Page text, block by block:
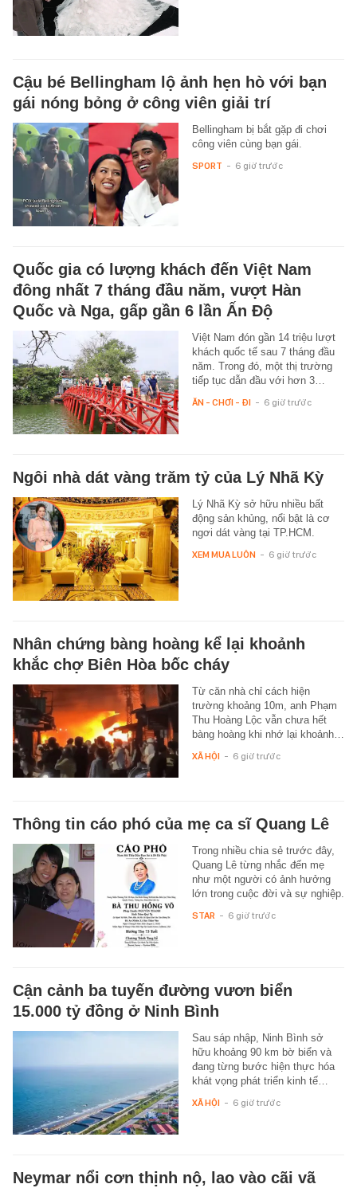
Cậu bé Bellingham lộ ảnh hẹn hò với bạn
gái nóng bỏng ở công viên giải trí
Bellingham bị bắt gặp đi chơi
công viên cùng bạn gái.
SPORT - 6 giờ trước
Quốc gia có lượng khách đến Việt Nam
đông nhất 7 tháng đầu năm, vượt Hàn
Quốc và Nga, gấp gần 6 lần Ấn Độ
Việt Nam đón gần 14 triệu lượt
khách quốc tế sau 7 tháng đầu
năm. Trong đó, một thị trường
tiếp tục dẫn đầu với hơn 3…
ĂN - CHƠI - ĐI - 6 giờ trước
Ngôi nhà dát vàng trăm tỷ của Lý Nhã Kỳ
Lý Nhã Kỳ sở hữu nhiều bất
động sản khủng, nổi bật là cơ
ngơi dát vàng tại TP.HCM.
XEM MUA LUÔN - 6 giờ trước
Nhân chứng bàng hoàng kể lại khoảnh
khắc chợ Biên Hòa bốc cháy
Từ căn nhà chỉ cách hiện
trường khoảng 10m, anh Phạm
Thu Hoàng Lộc vẫn chưa hết
bàng hoàng khi nhớ lại khoảnh…
XÃ HỘI - 6 giờ trước
Thông tin cáo phó của mẹ ca sĩ Quang Lê
Trong nhiều chia sẻ trước đây,
Quang Lê từng nhắc đến mẹ
như một người có ảnh hưởng
lớn trong cuộc đời và sự nghiệp.
STAR - 6 giờ trước
Cận cảnh ba tuyến đường vươn biển
15.000 tỷ đồng ở Ninh Bình
Sau sáp nhập, Ninh Bình sở
hữu khoảng 90 km bờ biển và
đang từng bước hiện thực hóa
khát vọng phát triển kinh tế…
XÃ HỘI - 6 giờ trước
Neymar nổi cơn thịnh nộ, lao vào cãi vã